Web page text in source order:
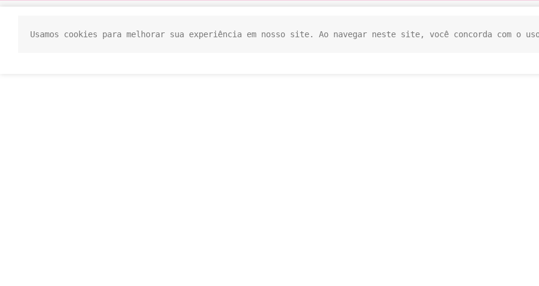
Usamos cookies para melhorar sua experiência em nosso site. Ao navegar neste site, você concorda com o